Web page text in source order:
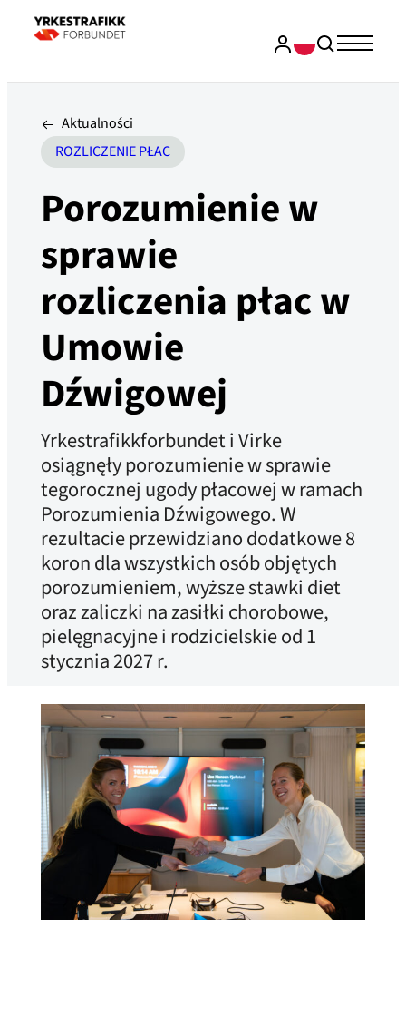
Aktualności
ROZLICZENIE PŁAC
Porozumienie w
sprawie
rozliczenia płac w
Umowie
Dźwigowej
Yrkestrafikkforbundet i Virke
osiągnęły porozumienie w sprawie
tegorocznej ugody płacowej w ramach
Porozumienia Dźwigowego. W
rezultacie przewidziano dodatkowe 8
koron dla wszystkich osób objętych
porozumieniem, wyższe stawki diet
oraz zaliczki na zasiłki chorobowe,
pielęgnacyjne i rodzicielskie od 1
stycznia 2027 r.